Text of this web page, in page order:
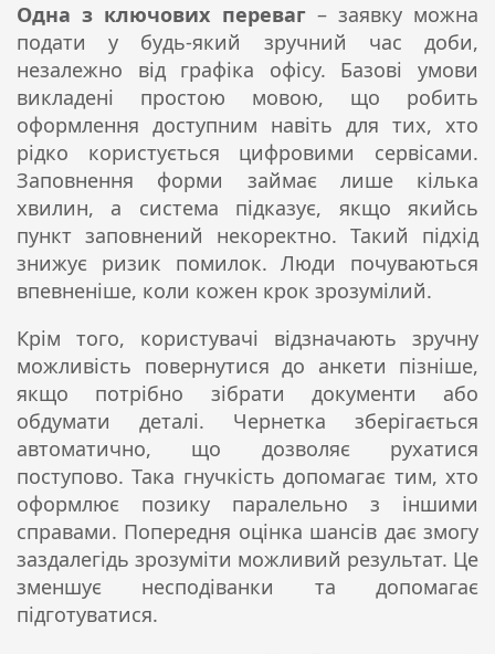
Одна з ключових переваг– заявку можна
подати у будь-який зручний час доби,
незалежно від графіка офісу. Базові умови
викладені простою мовою, що робить
оформлення доступним навіть для тих, хто
рідко користується цифровими сервісами.
Заповнення форми займає лише кілька
хвилин, а система підказує, якщо якийсь
пункт заповнений некоректно. Такий підхід
знижує ризик помилок. Люди почуваються
впевненіше, коли кожен крок зрозумілий.
Крім того, користувачі відзначають зручну
можливість повернутися до анкети пізніше,
якщо потрібно зібрати документи або
обдумати деталі. Чернетка зберігається
автоматично, що дозволяє рухатися
поступово. Така гнучкість допомагає тим, хто
оформлює позику паралельно з іншими
справами. Попередня оцінка шансів дає змогу
заздалегідь зрозуміти можливий результат. Це
зменшує несподіванки та допомагає
підготуватися.